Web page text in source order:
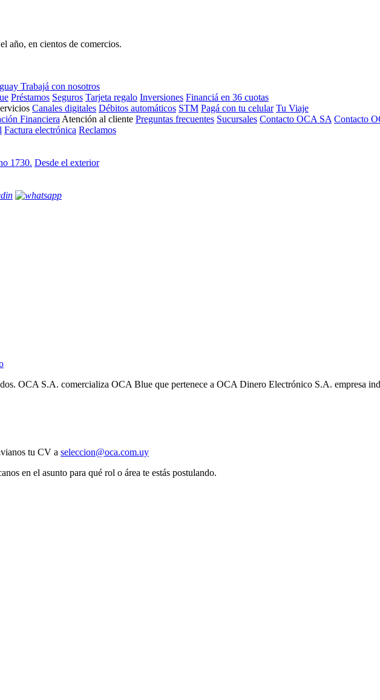
año, en cientos de comercios.
Trabajá con nosotros
Préstamos Seguros Tarjeta regalo Inversiones Financiá en 36 cuotas
Canales digitales Débitos automáticos STM Pagá con tu celular Tu Viaje
Financiera Atención al cliente Preguntas frecuentes Sucursales Contacto OCA SA Contacto
Factura electrónica Reclamos
1730. Desde el exterior
OCA S.A. comercializa OCA Blue que pertenece a OCA Dinero Electrónico S.A. empresa
tu CV a seleccion@oca.com.uy
en el asunto para qué rol o área te estás postulando.